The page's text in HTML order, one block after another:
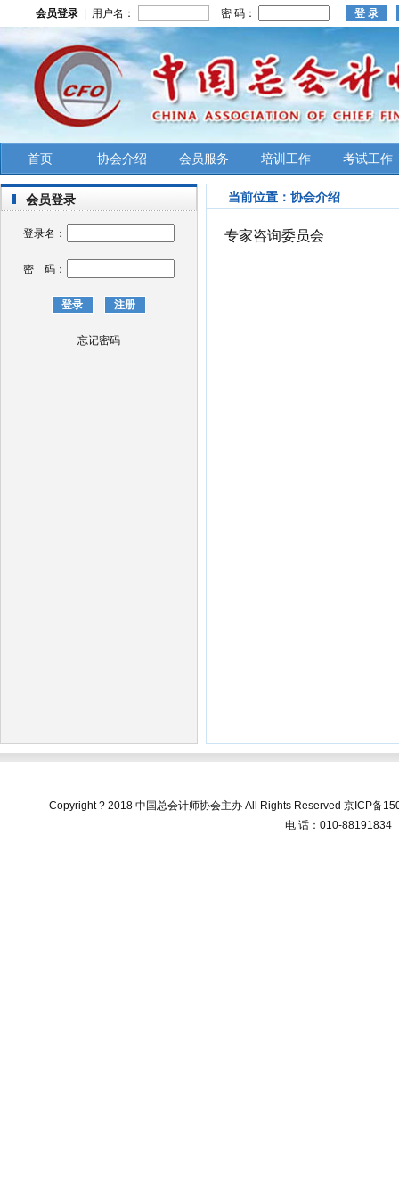
会员登录 | 用户名： 密 码：
首页 协会介绍 会员服务 培训工作 考试工作
会员登录
登录名：
密 码：
忘记密码
当前位置： 协会介绍
专家咨询委员会
Copyright ? 2018 中国总会计师协会主办 All Rights Reserved京ICP备
电 话：010-88191834